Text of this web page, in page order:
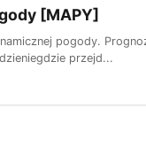
[MAPY]
pogody.
przejd...